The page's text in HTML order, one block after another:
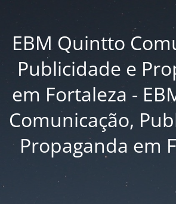
EBM Quintto
Publicidade e
em Fortaleza -
Comunicação,
Propaganda em